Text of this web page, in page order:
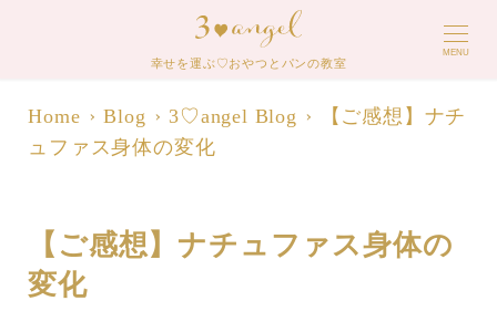
幸せを運ぶ♡おやつとパンの教室
MENU
Home Blog 3♡angel Blog
【ご感想】ナチ
ュファス身体の変化
【ご感想】ナチュファス身体の
変化